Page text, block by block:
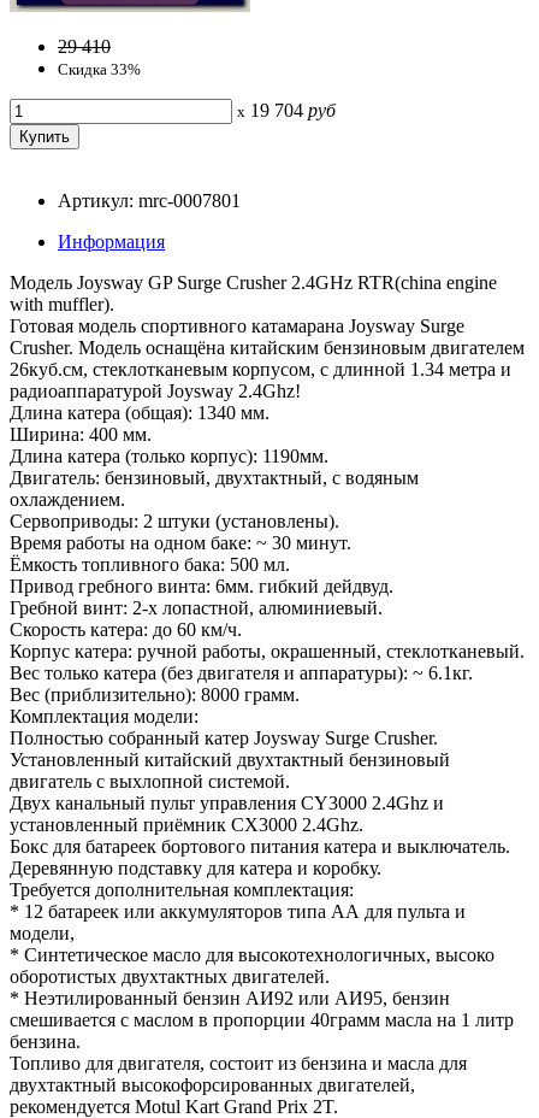
29 410
Скидка 33%
x 19 704 руб
Артикул: mrc-0007801
Информация
Модель Joysway GP Surge Crusher 2.4GHz RTR(china engine
with muffler).
Готовая модель спортивного катамарана Joysway Surge
Crusher. Модель оснащёна китайским бензиновым двигателем
26куб.см, стеклотканевым корпусом, с длинной 1.34 метра и
радиоаппаратурой Joysway 2.4Ghz!
Длина катера (общая): 1340 мм.
Ширина: 400 мм.
Длина катера (только корпус): 1190мм.
Двигатель: бензиновый, двухтактный, с водяным
охлаждением.
Сервоприводы: 2 штуки (установлены).
Время работы на одном баке: ~ 30 минут.
Ёмкость топливного бака: 500 мл.
Привод гребного винта: 6мм. гибкий дейдвуд.
Гребной винт: 2-х лопастной, алюминиевый.
Скорость катера: до 60 км/ч.
Корпус катера: ручной работы, окрашенный, стеклотканевый.
Вес только катера (без двигателя и аппаратуры): ~ 6.1кг.
Вес (приблизительно): 8000 грамм.
Комплектация модели:
Полностью собранный катер Joysway Surge Crusher.
Установленный китайский двухтактный бензиновый
двигатель с выхлопной системой.
Двух канальный пульт управления CY3000 2.4Ghz и
установленный приёмник CX3000 2.4Ghz.
Бокс для батареек бортового питания катера и выключатель.
Деревянную подставку для катера и коробку.
Требуется дополнительная комплектация:
* 12 батареек или аккумуляторов типа АА для пульта и
модели,
* Синтетическое масло для высокотехнологичных, высоко
оборотистых двухтактных двигателей.
* Неэтилированный бензин АИ92 или АИ95, бензин
смешивается с маслом в пропорции 40грамм масла на 1 литр
бензина.
Топливо для двигателя, состоит из бензина и масла для
двухтактный высокофорсированных двигателей,
рекомендуется Motul Kart Grand Prix 2T.